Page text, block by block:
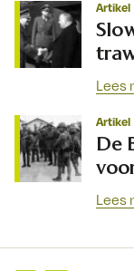
Artikel
Lees
Artikel
De
Lees